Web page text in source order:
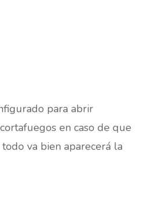
para abrir
en caso de que
va bien aparecerá la